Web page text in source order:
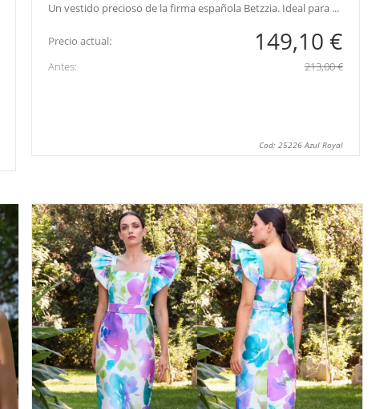
Un vestido precioso de la firma española Betzzia. Ideal para ...
Precio actual: 149,10 €
Antes: 213,00 €
Cod: 25226 Azul Royal